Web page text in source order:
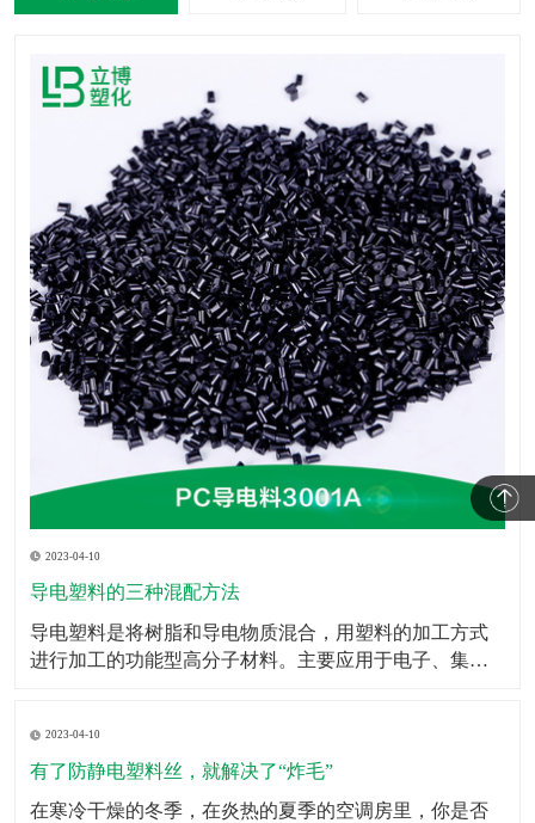
2023-04-10
导电塑料的三种混配方法
​导电塑料是将树脂和导电物质混合，用塑料的加工方式
进行加工的功能型高分子材料。主要应用于电子、集成
速的发展，而且在发光二极管、太阳能电池、移动电
话、微型电视屏幕乃至生命科学研究等领域也有广泛的
应用前景。此
2023-04-10
有了防静电塑料丝，就解决了“炸毛”
​在寒冷干燥的冬季，在炎热的夏季的空调房里，你是否